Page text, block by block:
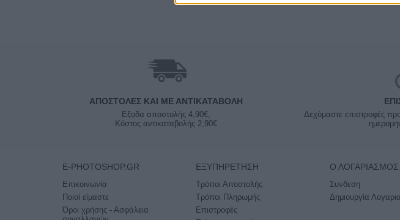
ΑΠΟΣΤΟΛΈΣ ΚΑΙ ΜΕ ΑΝΤΙΚΑΤΑΒΟΛΗ
Εξοδα αποστολής 4,90€,
Κόστος αντικαταβολής 2,90€
Δεχόμαστε επιστροφές
E-PHOTOSHOP.GR
Επικοινωνία
Ποιοί είμαστε
Όροι χρήσης - Ασφάλεια
ΕΞΥΠΗΡΈΤΗΣΗ
Τρόποι Αποστολής
Τρόποι Πληρωμής
Επιστροφές
Ο
Συνδεση
Δημιουργία